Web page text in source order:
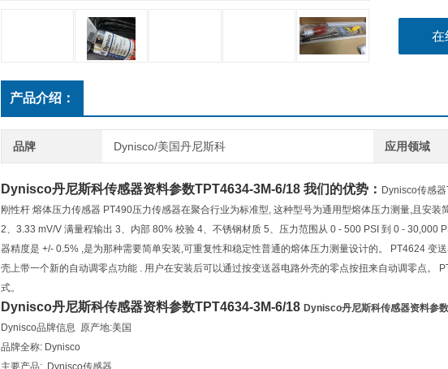
在
产品介绍：
品牌 Dynisco/美国丹尼斯科 应用领域
Dynisco丹尼斯科传感器资料参数TPT4634-3M-6/18 我们的优势： Dynisco传感
刚性杆 熔体压力传感器 PT490压力传感器在聚合行业为标准型, 这种型号为通用型熔体压力测量,且安
2、3.33 mV/V 满量程输出 3、内部 80% 校验 4、不锈钢材质 5、压力范围从 0 - 500 PSI 到 0 -
器精度是 +/- 0.5% ,是为那种需要简单安装,可重复性和稳定性普通的熔体压力测量设计的。 PT4624 变
壳上带一个新的自动调零点功能 . 用户在安装后可以通过按变送器电路外壳的零点按扭来自动调零点。
式。
Dynisco丹尼斯科传感器资料参数TPT4634-3M-6/18 Dynisco丹尼斯科传感器资料参数
Dynisco品牌信息 原产地:美国
品牌全称: Dynisco
主要产品: Dynisco传感器